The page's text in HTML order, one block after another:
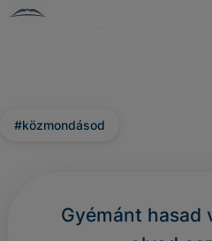
#közmondásod
Gyémánt hasad